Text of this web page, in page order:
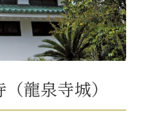
龍泉寺城）